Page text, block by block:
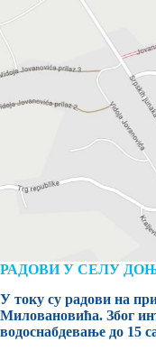
РАДОВИ У СЕЛУ
У току су радови на
Миловановића. Због
водоснабдевање до 15